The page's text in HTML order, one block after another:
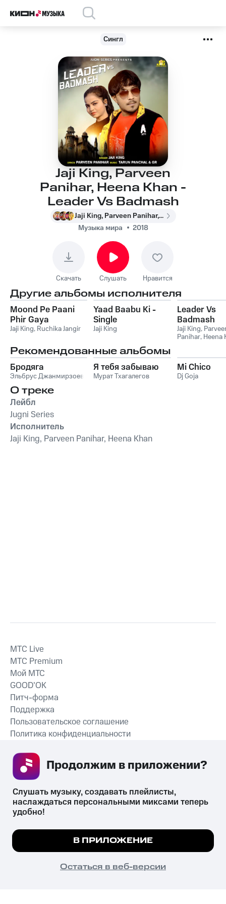
Сингл
Jaji King, Parveen
Panihar, Heena Khan -
Leader Vs Badmash
Jaji King, Parveen Panihar, Heena Khan
Музыка мира
2018
Скачать Слушать Нравится
Другие альбомы исполнителя
Moond Pe Paani
Phir Gaya
Jaji King, Ruchika Jangir
Yaad Baabu Ki -
Single
Jaji King
Leader Vs
Badmash
Jaji King,
Panihar, Heena
Рекомендованные альбомы
Бродяга
Эльбрус Джанмирзоев
Я тебя забываю
Мурат Тхагалегов
Mi Chico
Dj Goja
О треке
Лейбл
Jugni Series
Исполнитель
Jaji King, Parveen Panihar, Heena Khan
СКАЧАТЬ ПРИЛОЖЕНИЕ
MTС Live
MTС Premium
Мой МТС
GOOD’OK
Питч-форма
Поддержка
Пользовательское соглашение
Политика конфиденциальности
психотропных веществ, их аналогов причиняет вред здоровью,
их незаконный оборот запрещён и влечёт установленную
законодательством ответственность.
© 2026 ООО «КИОН».
Все права защищены
Мы используем куки, чтобы на сайте все
Подробнее
ПОНЯТНО
Слушать музыку, создавать плейлисты,
наслаждаться персональными миксами теперь
удобно!
В ПРИЛОЖЕНИЕ
Остаться в веб-версии